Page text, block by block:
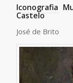
Iconografia
Castelo
José de Brito